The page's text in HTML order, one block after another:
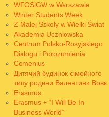
WFOŚiGW w Warszawie
Winter Students Week
Z Małej Szkoły w Wielki Świat
Akademia Uczniowska
Centrum Polsko-Rosyjskiego
Dialogu i Porozumienia
Comenius
Дитячий будинок сімейного
типу родини Валентини Вовк
Erasmus
Erasmus + “I Will Be In
Business World”